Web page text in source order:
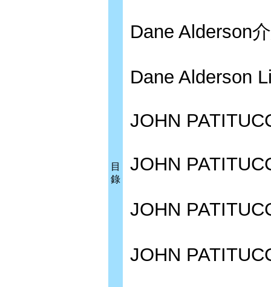
目
錄
Dane Alderson
Dane Alderson
JOHN
JOHN
JOHN
JOHN